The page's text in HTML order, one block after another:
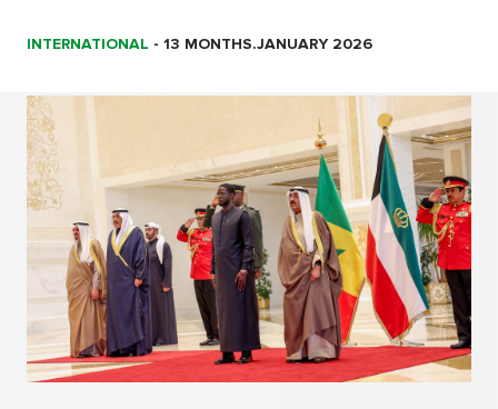
INTERNATIONAL - 13 MONTHS.JANUARY 2026